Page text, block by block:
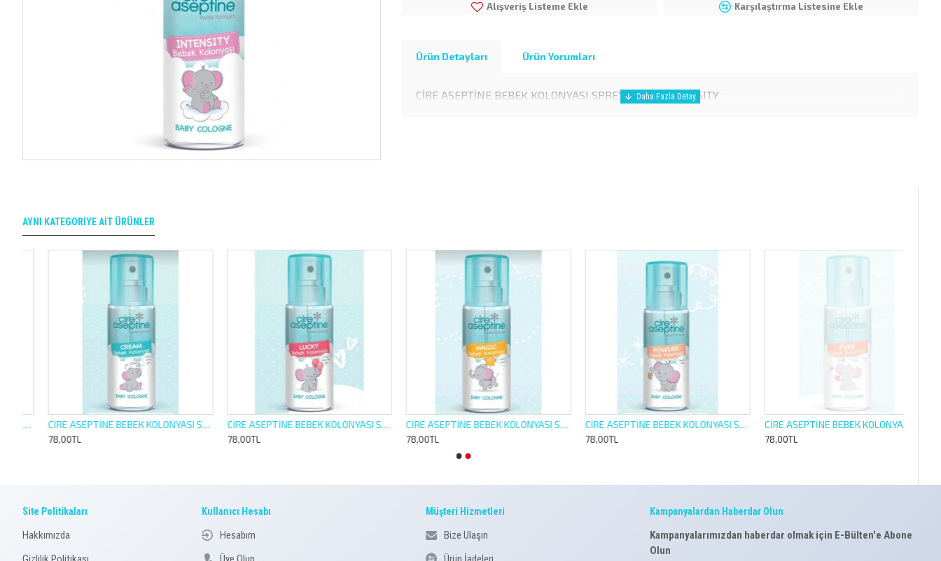
Alışveriş Listeme Ekle Karşılaştırma Listesine Ekle
Ürün Detayları Ürün Yorumları
CİRE ASEPTİNE BEBEK KOLONYASI SPREY 150ML INTENSITY
AYNI KATEGORIYE AIT ÜRÜNLER
CİRE ASEPTİNE BEBEK KOLONYASI SPREY 150ML CREAM
78,00TL
CİRE ASEPTİNE BEBEK KOLONYASI SPREY 150ML LUCKY
78,00TL
CİRE ASEPTİNE BEBEK KOLONYASI SPREY 150ML MAGIC
78,00TL
CİRE ASEPTİNE BEBEK KOLONYASI SPREY 150ML POWDER
78,00TL
CİRE ASEPTİNE BEBEK KOLONYASI SPREY 150ML PURE
78,00TL
Site Politikaları
Hakkımızda
Kullanıcı Hesabı
Hesabım
Müşteri Hizmetleri
Bize Ulaşın
Kampanyalardan Haberdar Olun
Kampanyalarımızdan haberdar olmak için E-Bülten'e Abone
Olun